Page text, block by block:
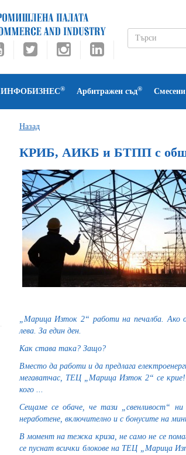
ИНФОБИЗНЕС® Арбитражен съд®
Назад
КРИБ, АИКБ и БТПП с обща
„Марица Изток 2“ работи на печалба. Ако
лева. За един ден.
Как става така? Защо?
Вместо да работи и да предлага
мегаватчас, ТЕЦ „Марица Изток 2“ се
кого ...
Сещаме се обаче, че тази „свенливост“
неработене, включително и с бонусите на
В момент на тежка криза, не само не се
се пуснат всички блокове на ТЕЦ „Марица